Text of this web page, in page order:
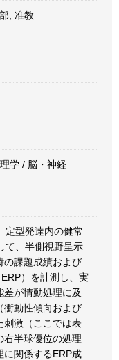
, 准教
学 / 脳・神経
定型発達内の健常
て、半側視野呈示
の課題成績および
）を計測し、実
が情動処理に及
衝動性傾向および
刺激（ここでは表
右半球優位の処理
に関係するERP成